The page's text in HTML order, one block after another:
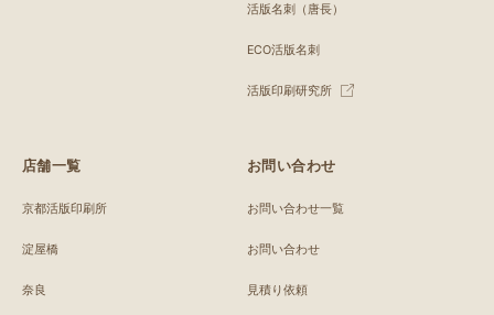
活版名刺（唐長）
ECO活版名刺
活版印刷研究所
店舗一覧
京都活版印刷所
淀屋橋
奈良
お問い合わせ
お問い合わせ一覧
お問い合わせ
見積り依頼